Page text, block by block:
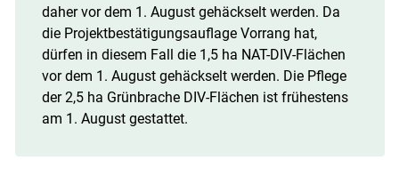
daher vor dem 1. August gehäckselt werden. Da
die Projektbestätigungsauflage Vorrang hat,
dürfen in diesem Fall die 1,5 ha NAT-DIV-Flächen
vor dem 1. August gehäckselt werden. Die Pflege
der 2,5 ha Grünbrache DIV-Flächen ist frühestens
am 1. August gestattet.